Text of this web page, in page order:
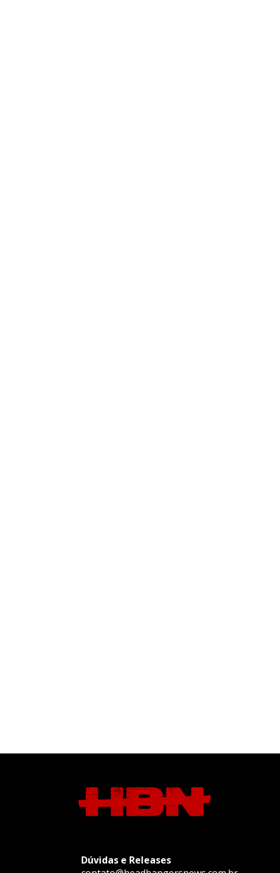
Dúvidas e Releases